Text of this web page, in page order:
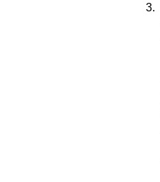
3.